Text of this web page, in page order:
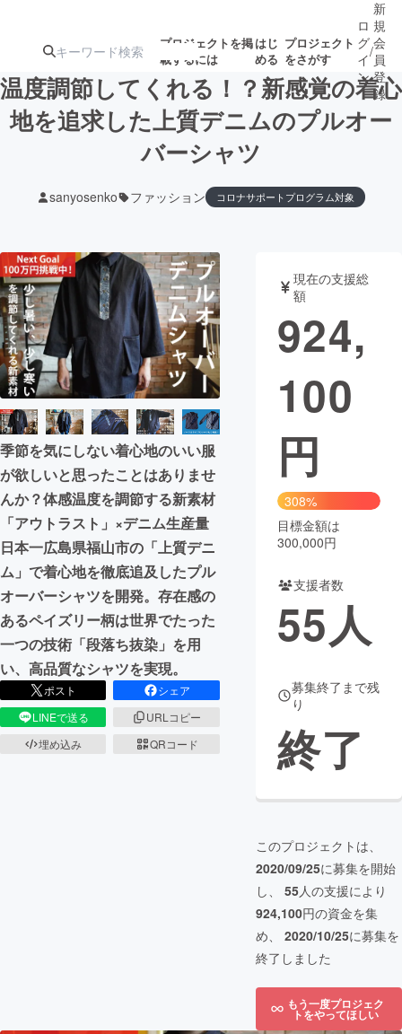
プロジェクトを掲
載するには
はじ
める
プロジェクト
をさがす
注目の新着プロ募集終了が近いプ
テクノロジー・ガジェット ゲーム・サ
映像・映画 書籍・雑誌
ビジネス・起業 チャレンジ
まちづくり・地域活性化
CAMPFIRE for Social Good
CAMPFIRE Creation
CAMPFIREふるさと納税machi-ya コミュニティ
ロ
グ
イ
ン
/
新
規
会
員
登
録
温度調節してくれる！？新感覚の着心
地を追求した上質デニムのプルオー
バーシャツ
sanyosenko ファッション コロナサポートプログラム対象
季節を気にしない着心地のいい服
が欲しいと思ったことはありませ
んか？体感温度を調節する新素材
「アウトラスト」×デニム生産量
日本一広島県福山市の「上質デニ
ム」で着心地を徹底追及したプル
オーバーシャツを開発。存在感の
あるペイズリー柄は世界でたった
一つの技術「段落ち抜染」を用
い、高品質なシャツを実現。
ポスト
シェア
LINEで送る
URLコピー
埋め込み
QRコード
現在の支援総
額
924,
100
円
308%
目標金額は
300,000円
支援者数
55人
募集終了まで残
り
終了
このプロジェクトは、
2020/09/25に募集を開始
し、 55人の支援により
924,100円の資金を集
め、 2020/10/25に募集を
終了しました
もう一度プロジェク
トをやってほしい